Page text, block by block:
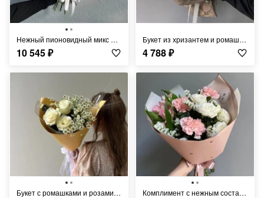
Нежный пионовидный микс FT343
10 545₽
Букет из хризантем и ромашек FT225
4 788₽
Букет с ромашками и розами FT237 Комплимент с нежным составом и розами FT449